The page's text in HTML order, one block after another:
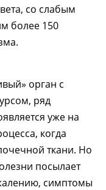
со слабым
более 150
орган с
ряд
уже на
когда
ткани. Но
посылает
симптомы